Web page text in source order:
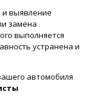
и выявление
замена
выполняется
устранена и
автомобиля